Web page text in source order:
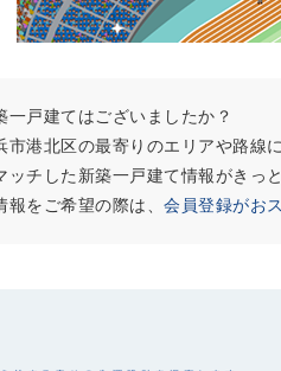
戸建てはございましたか？
市港北区の最寄りのエリアや路
ッチした新築一戸建て情報がきっ
をご希望の際は、 会員登録がお